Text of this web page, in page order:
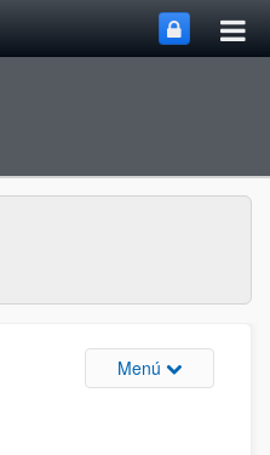
Menú Abrir/cerrar